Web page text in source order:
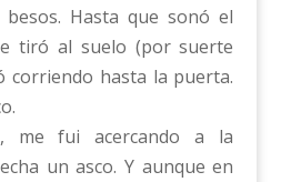
Hasta que sonó el
tiró al suelo (por suerte
corriendo hasta la puerta.
me fui acercando a la
un asco. Y aunque en